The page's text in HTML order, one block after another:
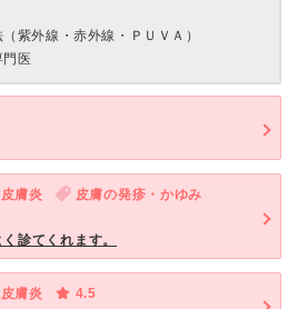
紫外線・赤外線・ＰＵＶＡ）
門医
膚炎
皮膚の発疹・かゆみ
診てくれます。
膚炎
4.5